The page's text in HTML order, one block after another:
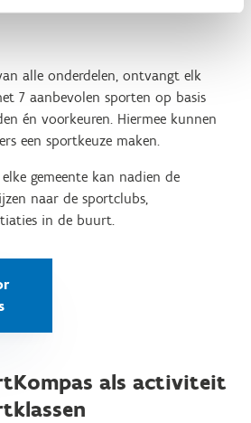
alle onderdelen, ontvangt elk
7 aanbevolen sporten op basis
én voorkeuren. Hiermee kunnen
een sportkeuze maken.
gemeente kan nadien de
naar de sportclubs,
in de buurt.
als activiteit